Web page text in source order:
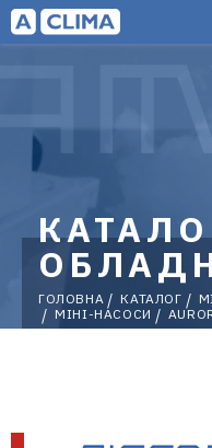
кліматичного
обладнання
ГОЛОВНА КАТАЛОГ
МІНІ-НАСОСИ